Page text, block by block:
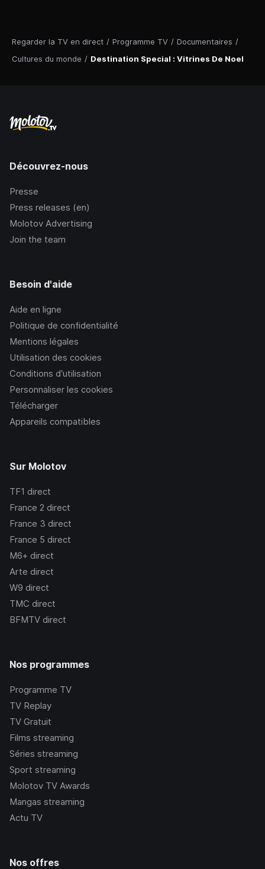
Regarder la TV en direct / Programme TV / Documentaires /
Cultures du monde / Destination Special : Vitrines De Noel
Découvrez-nous
Presse
Press releases (en)
Molotov Advertising
Join the team
Besoin d'aide
Aide en ligne
Politique de confidentialité
Mentions légales
Utilisation des cookies
Conditions d’utilisation
Personnaliser les cookies
Télécharger
Appareils compatibles
Sur Molotov
TF1 direct
France 2 direct
France 3 direct
France 5 direct
M6+ direct
Arte direct
W9 direct
TMC direct
BFMTV direct
Nos programmes
Programme TV
TV Replay
TV Gratuit
Films streaming
Séries streaming
Sport streaming
Molotov TV Awards
Mangas streaming
Actu TV
Nos offres